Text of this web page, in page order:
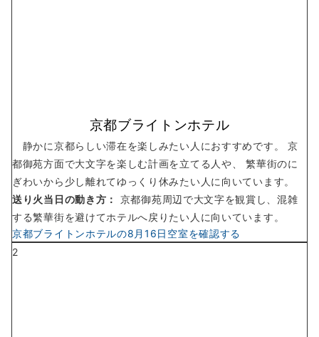
京都ブライトンホテル
静かに京都らしい滞在を楽しみたい人におすすめです。 京
都御苑方面で大文字を楽しむ計画を立てる人や、 繁華街のに
ぎわいから少し離れてゆっくり休みたい人に向いています。
送り火当日の動き方：
京都御苑周辺で大文字を観賞し、混雑
する繁華街を避けてホテルへ戻りたい人に向いています。
京都ブライトンホテルの8月16日空室を確認する
2